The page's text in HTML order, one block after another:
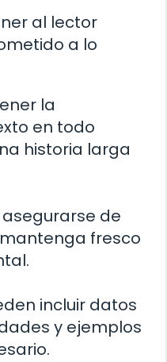
al lector
a lo
la
en todo
historia larga
de
fresco
incluir datos
y ejemplos